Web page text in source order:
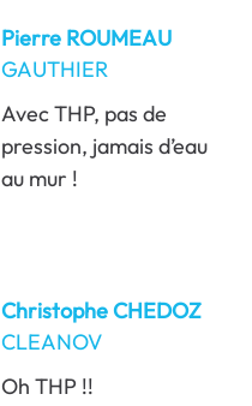
Pierre ROUMEAU
GAUTHIER
Avec THP, pas de
pression, jamais d’eau
au mur !
Christophe CHEDOZ
CLEANOV
Oh THP !!